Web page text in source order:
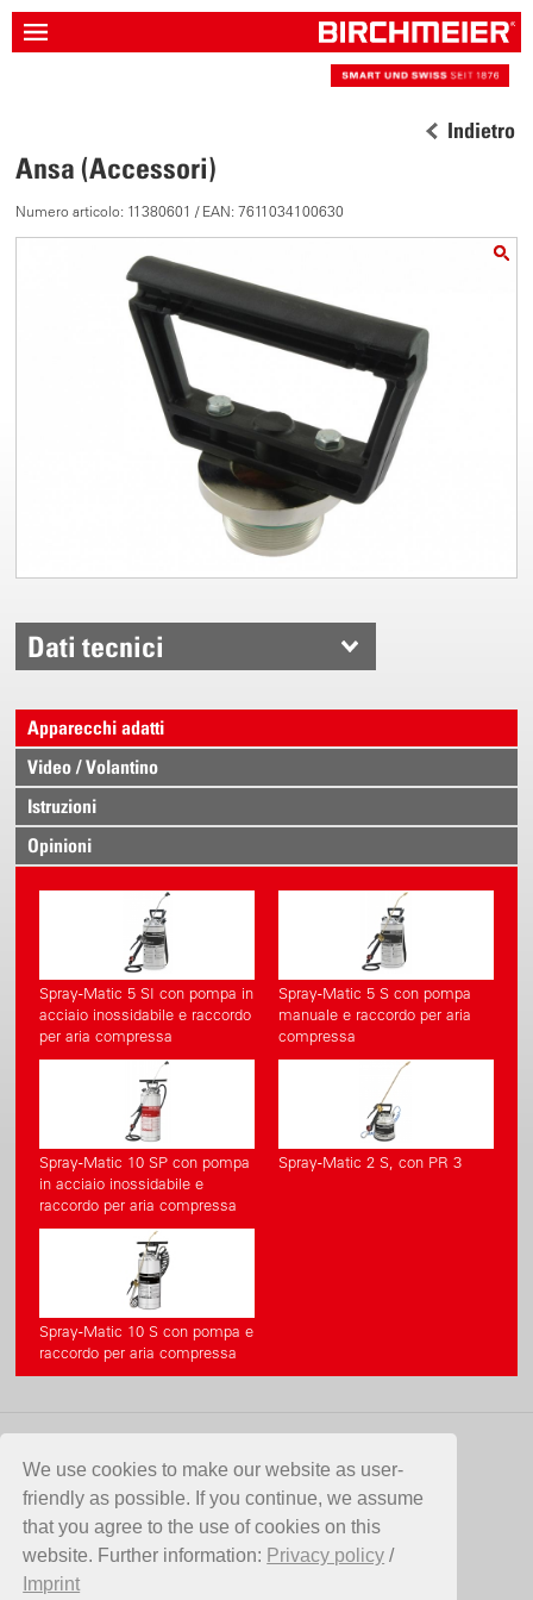
We use cookies to make our website as user-
friendly as possible. If you continue, we assume
that you agree to the use of cookies on this
website. Further information: Privacy policy /
Imprint
Indietro
Ansa (Accessori)
Numero articolo: 11380601 / EAN: 7611034100630
Dati tecnici
Apparecchi adatti
Video / Volantino
Istruzioni
Opinioni
Spray-Matic 5 SI con pompa in
acciaio inossidabile e raccordo
per aria compressa
Spray-Matic 5 S con pompa
manuale e raccordo per aria
compressa
Spray-Matic 10 SP con pompa
in acciaio inossidabile e
raccordo per aria compressa
Spray-Matic 2 S, con PR 3
Spray-Matic 10 S con pompa e
raccordo per aria compressa
CONTATTO
Birchmeier Sprühtechnik AG
Im Stetterfeld 1
5608 Stetten
SVIZZERA